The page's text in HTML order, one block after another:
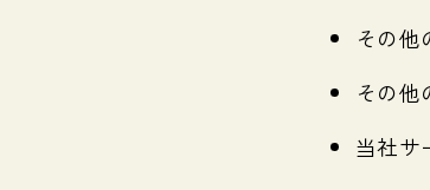
その
その
当社サ